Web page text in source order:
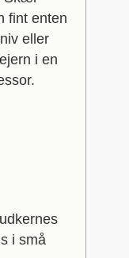
fint enten
eller
i en
i små